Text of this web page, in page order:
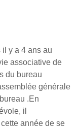
y a 4 ans au
associative de
du bureau
générale
.En
il
année de se